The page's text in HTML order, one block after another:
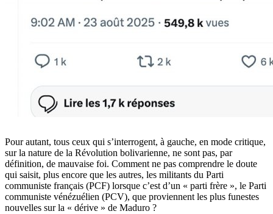
Pour autant, tous ceux qui s’interrogent, à gauche, en mode critique,
sur la nature de la Révolution bolivarienne, ne sont pas, par
définition, de mauvaise foi. Comment ne pas comprendre le doute
qui saisit, plus encore que les autres, les militants du Parti
communiste français (PCF) lorsque c’est d’un « parti frère », le Parti
communiste vénézuélien (PCV), que proviennent les plus funestes
nouvelles sur la « dérive » de Maduro ?